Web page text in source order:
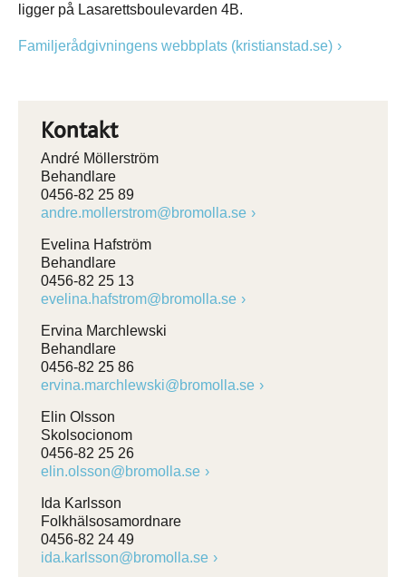
ligger på Lasarettsboulevarden 4B.
Familjerådgivningens webbplats (kristianstad.se)
Kontakt
André Möllerström
Behandlare
0456-82 25 89
andre.mollerstrom@bromolla.se
Evelina Hafström
Behandlare
0456-82 25 13
evelina.hafstrom@bromolla.se
Ervina Marchlewski
Behandlare
0456-82 25 86
ervina.marchlewski@bromolla.se
Elin Olsson
Skolsocionom
0456-82 25 26
elin.olsson@bromolla.se
Ida Karlsson
Folkhälsosamordnare
0456-82 24 49
ida.karlsson@bromolla.se